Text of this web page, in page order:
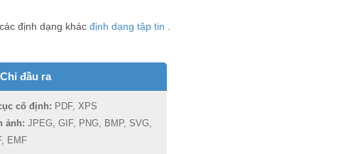
định dạng khác định dạng tập tin
Chỉ đầu ra
cố định: PDF, XPS
ảnh: JPEG, GIF, PNG, BMP, SVG,
EMF